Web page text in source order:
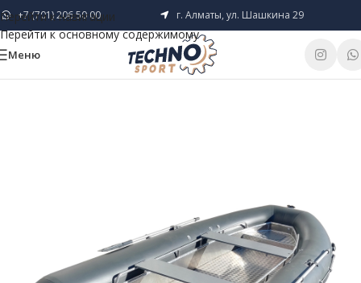
Перейти к навигации
Перейти к основному содержимому
+7 (701) 206 50 00 г. Алматы, ул. Шашкина 29
Меню